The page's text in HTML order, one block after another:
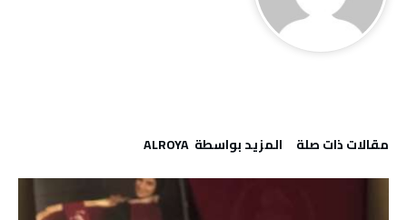
‫مقالات ذات صلة‬ ‫‫المزيد بواسطة‬ ‬ ALROYA